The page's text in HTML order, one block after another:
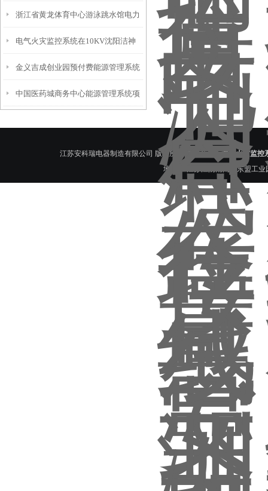
项目电力管理系统的研究及应用
浙江省黄龙体育中心游泳跳水馆电力
监控系统的设计与应用
电气火灾监控系统在10KV沈阳洁神
环境能源公司变电所新建工程中的应
用
金义吉成创业园预付费能源管理系统
设计与应用
中国医药城商务中心能源管理系统项
江苏安科瑞电器制造有限公司 版权所有 主营产品：漏电火灾监控
地址： 江苏江阴南闸镇东盟工业